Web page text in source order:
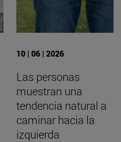
10 | 06 | 2026
Las personas
muestran una
tendencia natural a
caminar hacia la
izquierda